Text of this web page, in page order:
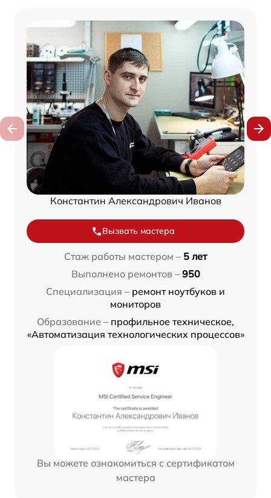
Константин Александрович Иванов
Вызвать мастера
Стаж работы мастером – 5 лет
Выполнено ремонтов – 950
Специализация – ремонт ноутбуков и
мониторов
Образование – профильное техническое,
«Автоматизация технологических процессов»
Вы можете ознакомиться с сертификатом
мастера